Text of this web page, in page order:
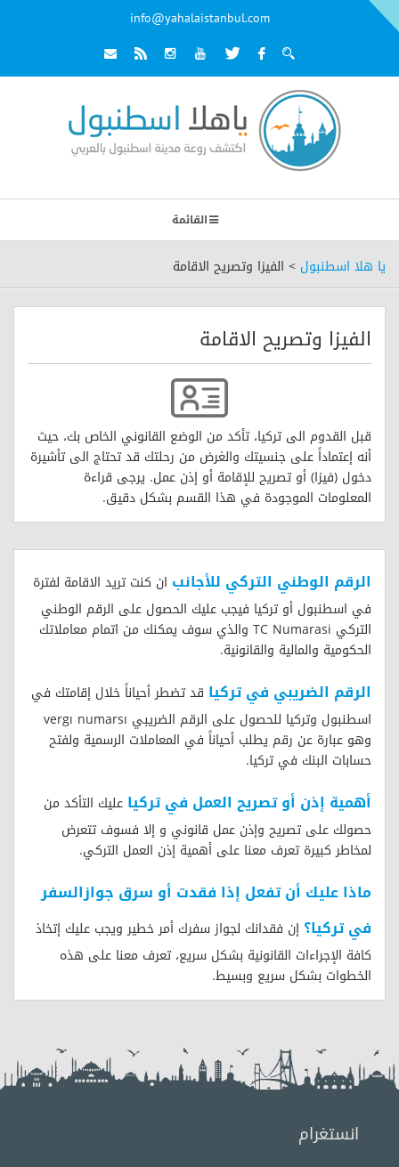
info@yahalaistanbul.com
القائمة
يا هلا اسطنبول > الفيزا وتصريح الاقامة
الفيزا وتصريح الاقامة
قبل القدوم الى تركيا، تأكد من الوضع القانوني الخاص بك، حيث
أنه إعتماداً على جنسيتك والغرض من رحلتك قد تحتاج الى تأشيرة
دخول (فيزا) أو تصريح للإقامة أو إذن عمل. يرجى قراءة
المعلومات الموجودة في هذا القسم بشكل دقيق.
الرقم الوطني التركي للأجانب ان كنت تريد الاقامة لفترة
في اسطنبول أو تركيا فيجب عليك الحصول على الرقم الوطني
التركي TC Numarasi والذي سوف يمكنك من اتمام معاملاتك
الحكومية والمالية والقانونية.
الرقم الضريبي في تركيا قد تضطر أحياناً خلال إقامتك في
اسطنبول وتركيا للحصول على الرقم الضريبي vergı numarsı
وهو عبارة عن رقم يطلب أحياناً في المعاملات الرسمية ولفتح
حسابات البنك في تركيا.
أهمية إذن أو تصريح العمل في تركيا عليك التأكد من
حصولك على تصريح وإذن عمل قانوني و إلا فسوف تتعرض
لمخاطر كبيرة تعرف معنا على أهمية إذن العمل التركي.
ماذا عليك أن تفعل إذا فقدت أو سرق جوازالسفر
في تركيا؟ إن فقدانك لجواز سفرك أمر خطير ويجب عليك إتخاذ
كافة الإجراءات القانونية بشكل سريع، تعرف معنا على هذه
الخطوات بشكل سريع وبسيط.
انستغرام